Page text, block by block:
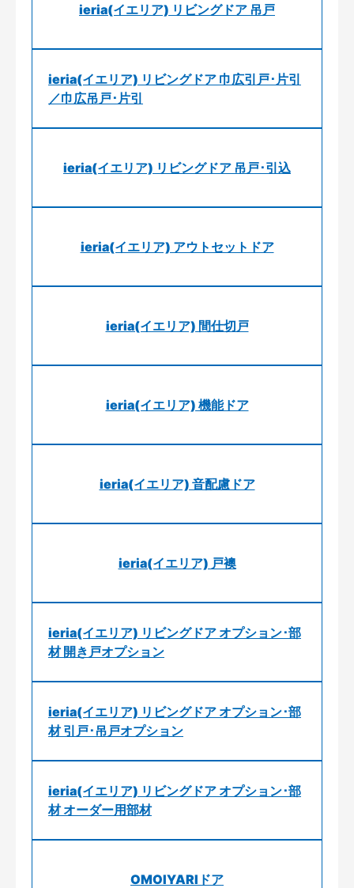
ieria(イエリア) リビングドア 吊戸
ieria(イエリア) リビングドア 巾広引戸･片引
／巾広吊戸･片引
ieria(イエリア) リビングドア 吊戸･引込
ieria(イエリア) アウトセットドア
ieria(イエリア) 間仕切戸
ieria(イエリア) 機能ドア
ieria(イエリア) 音配慮ドア
ieria(イエリア) 戸襖
ieria(イエリア) リビングドア オプション･部
材 開き戸オプション
ieria(イエリア) リビングドア オプション･部
材 引戸･吊戸オプション
ieria(イエリア) リビングドア オプション･部
材 オーダー用部材
OMOIYARIドア